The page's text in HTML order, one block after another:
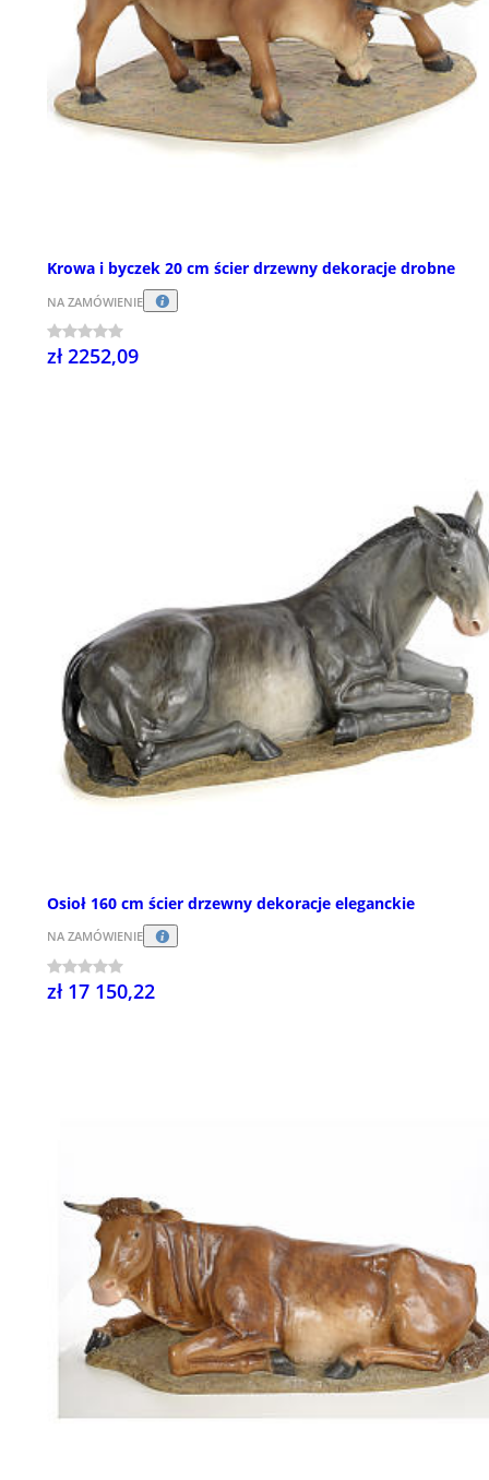
Krowa i byczek 20 cm ścier drzewny dekoracje drobne
NA ZAMÓWIENIE
zł 2252,09
Osioł 160 cm ścier drzewny dekoracje eleganckie
NA ZAMÓWIENIE
zł 17 150,22